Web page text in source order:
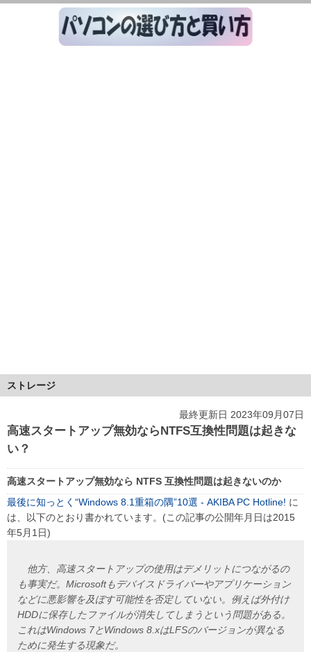
ストレージ
最終更新日 2023年09月07日
高速スタートアップ無効ならNTFS互換性問題は起きな
い？
高速スタートアップ無効なら NTFS 互換性問題は起きないのか
最後に知っとく“Windows 8.1重箱の隅”10選 - AKIBA PC Hotline! に
は、以下のとおり書かれています。(この記事の公開年月日は2015
年5月1日)
他方、高速スタートアップの使用はデメリットにつながるの
も事実だ。Microsoftもデバイスドライバーやアプリケーション
などに悪影響を及ぼす可能性を否定していない。例えば外付け
HDDに保存したファイルが消失してしまうという問題がある。
これはWindows 7とWindows 8.xはLFSのバージョンが異なる
ために発生する現象だ。